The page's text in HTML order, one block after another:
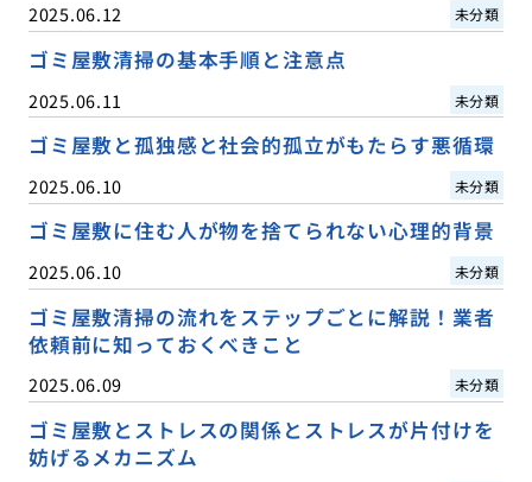
2025.06.12 未分類
ゴミ屋敷清掃の基本手順と注意点
2025.06.11 未分類
ゴミ屋敷と孤独感と社会的孤立がもたらす悪循環
2025.06.10 未分類
ゴミ屋敷に住む人が物を捨てられない心理的背景
2025.06.10 未分類
ゴミ屋敷清掃の流れをステップごとに解説！業者
依頼前に知っておくべきこと
2025.06.09 未分類
ゴミ屋敷とストレスの関係とストレスが片付けを
妨げるメカニズム